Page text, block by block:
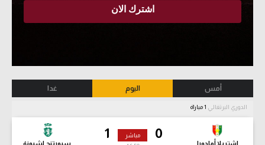
أمس اليوم غدا
الدوري البرتغالي
0
إشتريلا أمادورا
1
سبورتنج لشبونة
مباشر